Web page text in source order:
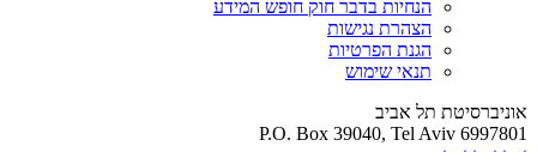
הנחיות בדבר חוק חופש המידע
הצהרת נגישות
הגנת הפרטיות
תנאי שימוש
אוניברסיטת תל אביב
P.O. Box 39040, Tel Aviv 6997801